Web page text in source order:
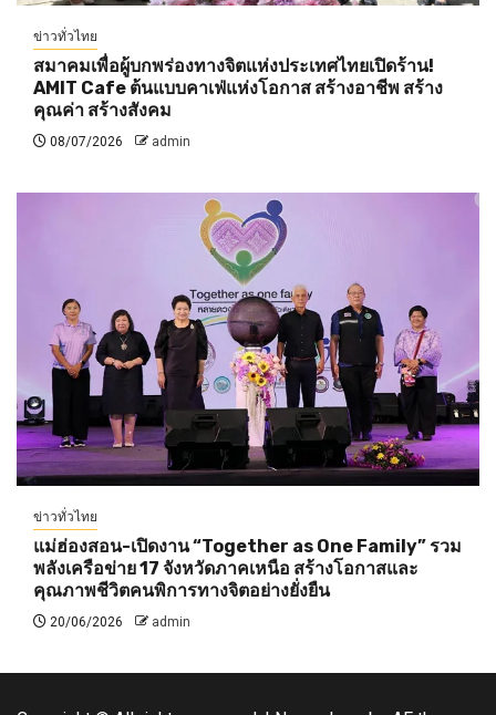
ข่าวทั่วไทย
สมาคมเพื่อผู้บกพร่องทางจิตแห่งประเทศไทยเปิดร้าน!
AMIT Cafe ต้นแบบคาเฟ่แห่งโอกาส สร้างอาชีพ สร้าง
คุณค่า สร้างสังคม
08/07/2026 admin
ข่าวทั่วไทย
แม่ฮ่องสอน-เปิดงาน “Together as One Family” รวม
พลังเครือข่าย 17 จังหวัดภาคเหนือ สร้างโอกาสและ
คุณภาพชีวิตคนพิการทางจิตอย่างยั่งยืน
20/06/2026 admin